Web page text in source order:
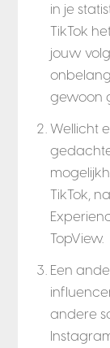
in je
TikTok
jouw
gewoon
Wellicht
TikTok,
TopView.
Een
andere